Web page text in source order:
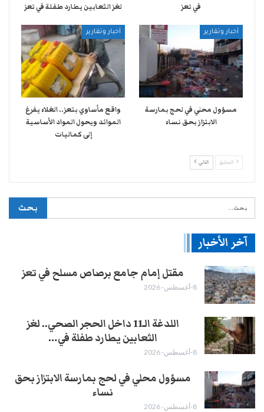
في تعز لغز الثعابين يطارد طفلة في تعز
أخبار وتقارير
مسؤول محلي في لحج بمارسة
الابتزاز بحق نساء
أخبار وتقارير
واقع مأساوي بتعز.. الغلاء يفرغ
الموائد ويحول المواد الأساسية
إلى كماليات
السابق التالي
آخر الأخبار
مقتل إمام جامع برصاص مسلح في تعز
8-أغسطس- 2026
اللدغة الـ11 داخل الحجر الصحي.. لغز
الثعابين يطارد طفلة في…
8-أغسطس- 2026
مسؤول محلي في لحج بمارسة الابتزاز بحق
نساء
8-أغسطس- 2026